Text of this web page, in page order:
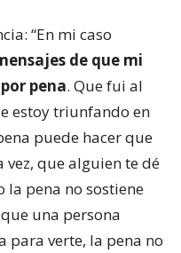
“En mi caso
de que mi
pena. Que fui al
estoy triunfando en
puede hacer que
que alguien te dé
pena no sostiene
una persona
para verte, la pena no